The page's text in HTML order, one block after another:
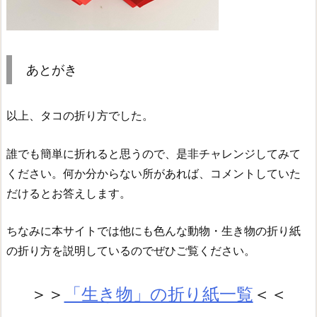
あとがき
以上、タコの折り方でした。
誰でも簡単に折れると思うので、是非チャレンジしてみて
ください。何か分からない所があれば、コメントしていた
だけるとお答えします。
ちなみに本サイトでは他にも色んな動物・生き物の折り紙
の折り方を説明しているのでぜひご覧ください。
＞＞ 「生き物」の折り紙一覧 ＜＜